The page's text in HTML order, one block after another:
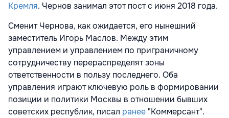
Кремля. Чернов занимал этот пост с июня 2018 года.
Сменит Чернова, как ожидается, его нынешний
заместитель Игорь Маслов. Между этим
управлением и управлением по приграничному
сотрудничеству перераспределят зоны
ответственности в пользу последнего. Оба
управления играют ключевую роль в формировании
позиции и политики Москвы в отношении бывших
советских республик, писал ранее "Коммерсант".